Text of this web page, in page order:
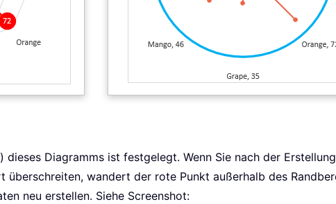
dieses Diagramms ist festgelegt. Wenn Sie nach der
überschreiten, wandert der rote Punkt außerhalb des
neu erstellen. Siehe Screenshot: